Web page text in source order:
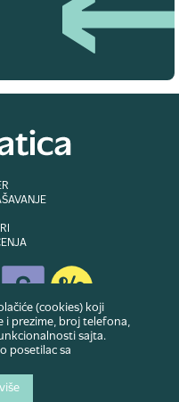
& owned byDubes doo
(cookies) koji
i prezime, broj telefona,
sajta.
posetilac sa